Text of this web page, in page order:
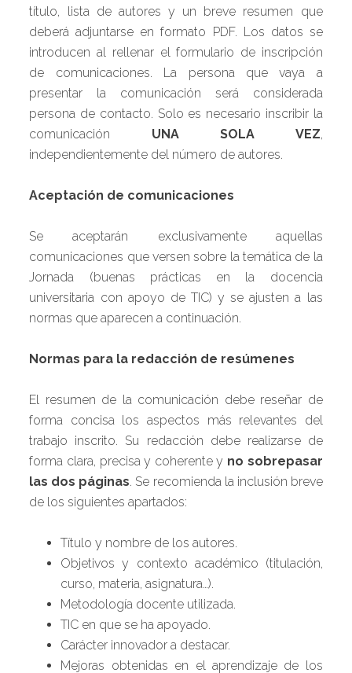
título, lista de autores y un breve resumen que
deberá adjuntarse en formato PDF. Los datos se
introducen al rellenar el formulario de inscripción
de comunicaciones. La persona que vaya a
presentar la comunicación será considerada
persona de contacto. Solo es necesario inscribir la
comunicación UNA SOLA VEZ,
independientemente del número de autores.
Aceptación de comunicaciones
Se aceptarán exclusivamente aquellas
comunicaciones que versen sobre la temática de la
Jornada (buenas prácticas en la docencia
universitaria con apoyo de TIC) y se ajusten a las
normas que aparecen a continuación.
Normas para la redacción de resúmenes
El resumen de la comunicación debe reseñar de
forma concisa los aspectos más relevantes del
trabajo inscrito. Su redacción debe realizarse de
forma clara, precisa y coherente y no sobrepasar
las dos páginas. Se recomienda la inclusión breve
de los siguientes apartados:
Título y nombre de los autores.
Objetivos y contexto académico (titulación,
curso, materia, asignatura…).
Metodología docente utilizada.
TIC en que se ha apoyado.
Carácter innovador a destacar.
Mejoras obtenidas en el aprendizaje de los